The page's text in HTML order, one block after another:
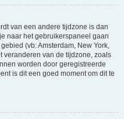
van een andere tijdzone is dan
naar het gebruikerspaneel gaan
(vb: Amsterdam, New York,
veranderen van de tijdzone, zoals
worden door geregistreerde
is dit een goed moment om dit te